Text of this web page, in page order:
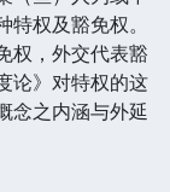
权及豁免权。
权，外交代表豁
论》对特权的这
念之内涵与外延